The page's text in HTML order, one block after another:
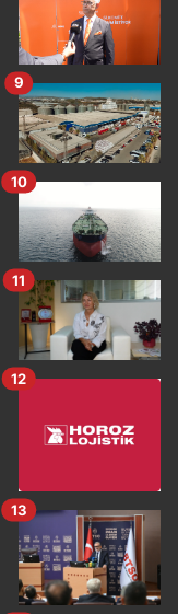
9
10
11
12
13